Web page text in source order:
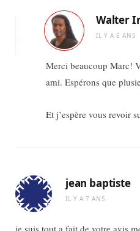
Walter
IL Y A 8 ANS
Merci beaucoup Marc!
ami. Espérons que
Et j’espère vous revoir
jean baptiste
IL Y A 7 ANS